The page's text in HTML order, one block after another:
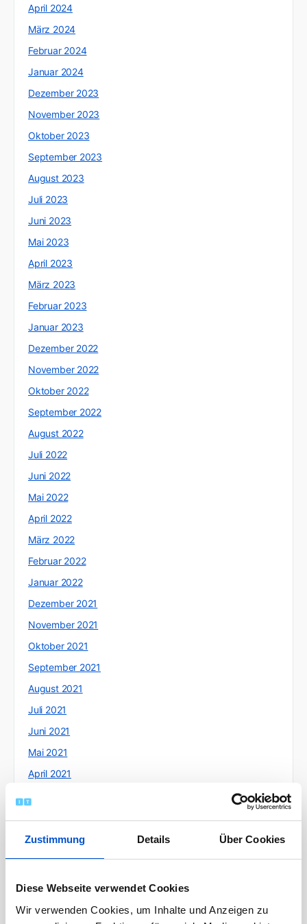
Zustimmung Details Über Cookies
Diese Webseite verwendet Cookies
Wir verwenden Cookies, um Inhalte und Anzeigen zu
April 2024
März 2024
Februar 2024
Januar 2024
Dezember 2023
November 2023
Oktober 2023
September 2023
August 2023
Juli 2023
Juni 2023
Mai 2023
April 2023
März 2023
Februar 2023
Januar 2023
Dezember 2022
November 2022
Oktober 2022
September 2022
August 2022
Juli 2022
Juni 2022
Mai 2022
April 2022
März 2022
Februar 2022
Januar 2022
Dezember 2021
November 2021
Oktober 2021
September 2021
August 2021
Juli 2021
Juni 2021
Mai 2021
April 2021
Januar 2021
Dezember 2020